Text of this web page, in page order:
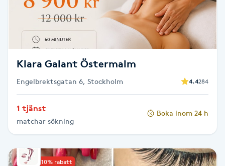
Nagelförlängning
Nagelförlängning akryl
Nagelförlängning glasfiber
Nagelförlängning silke
Nagelförstärkning
Klara Galant Östermalm
Engelbrektsgatan 6, Stockholm 4.4284
1 tjänst
matchar sökning
Boka inom 24 h
Upp till 10% rabatt